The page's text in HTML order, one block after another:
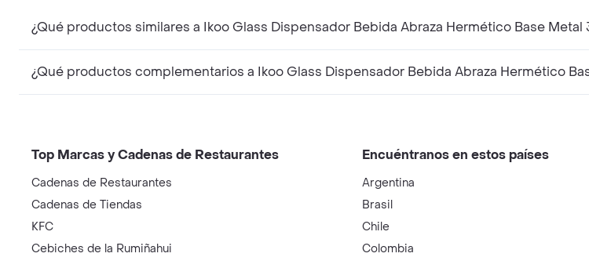
¿Qué productos similares a Ikoo Glass Dispensador Bebida Abraza Hermético Base
¿Qué productos complementarios a Ikoo Glass Dispensador Bebida Abraza Hermético
Top Marcas y Cadenas de Restaurantes
Cadenas de Restaurantes
Cadenas de Tiendas
KFC
Cebiches de la Rumiñahui
Encuéntranos en estos países
Argentina
Brasil
Chile
Colombia